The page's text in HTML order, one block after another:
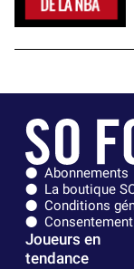
Abonnements
La boutique
Conditions
Consentement
Joueurs en
tendance